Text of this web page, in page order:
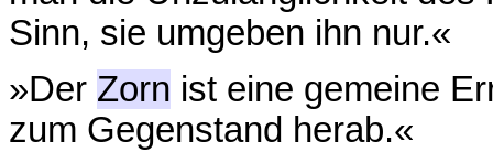
Sinn, sie umgeben ihn nur.«
»Der Zorn ist eine gemeine
zum Gegenstand herab.«